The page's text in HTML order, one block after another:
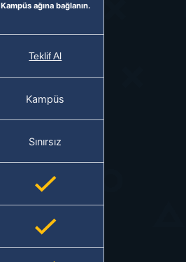
Kampüs ağına bağlanın.
Teklif Al
Kampüs
Sınırsız